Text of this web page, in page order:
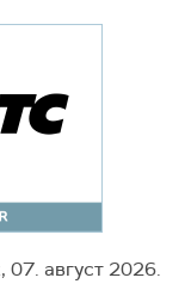
07. август 2026.